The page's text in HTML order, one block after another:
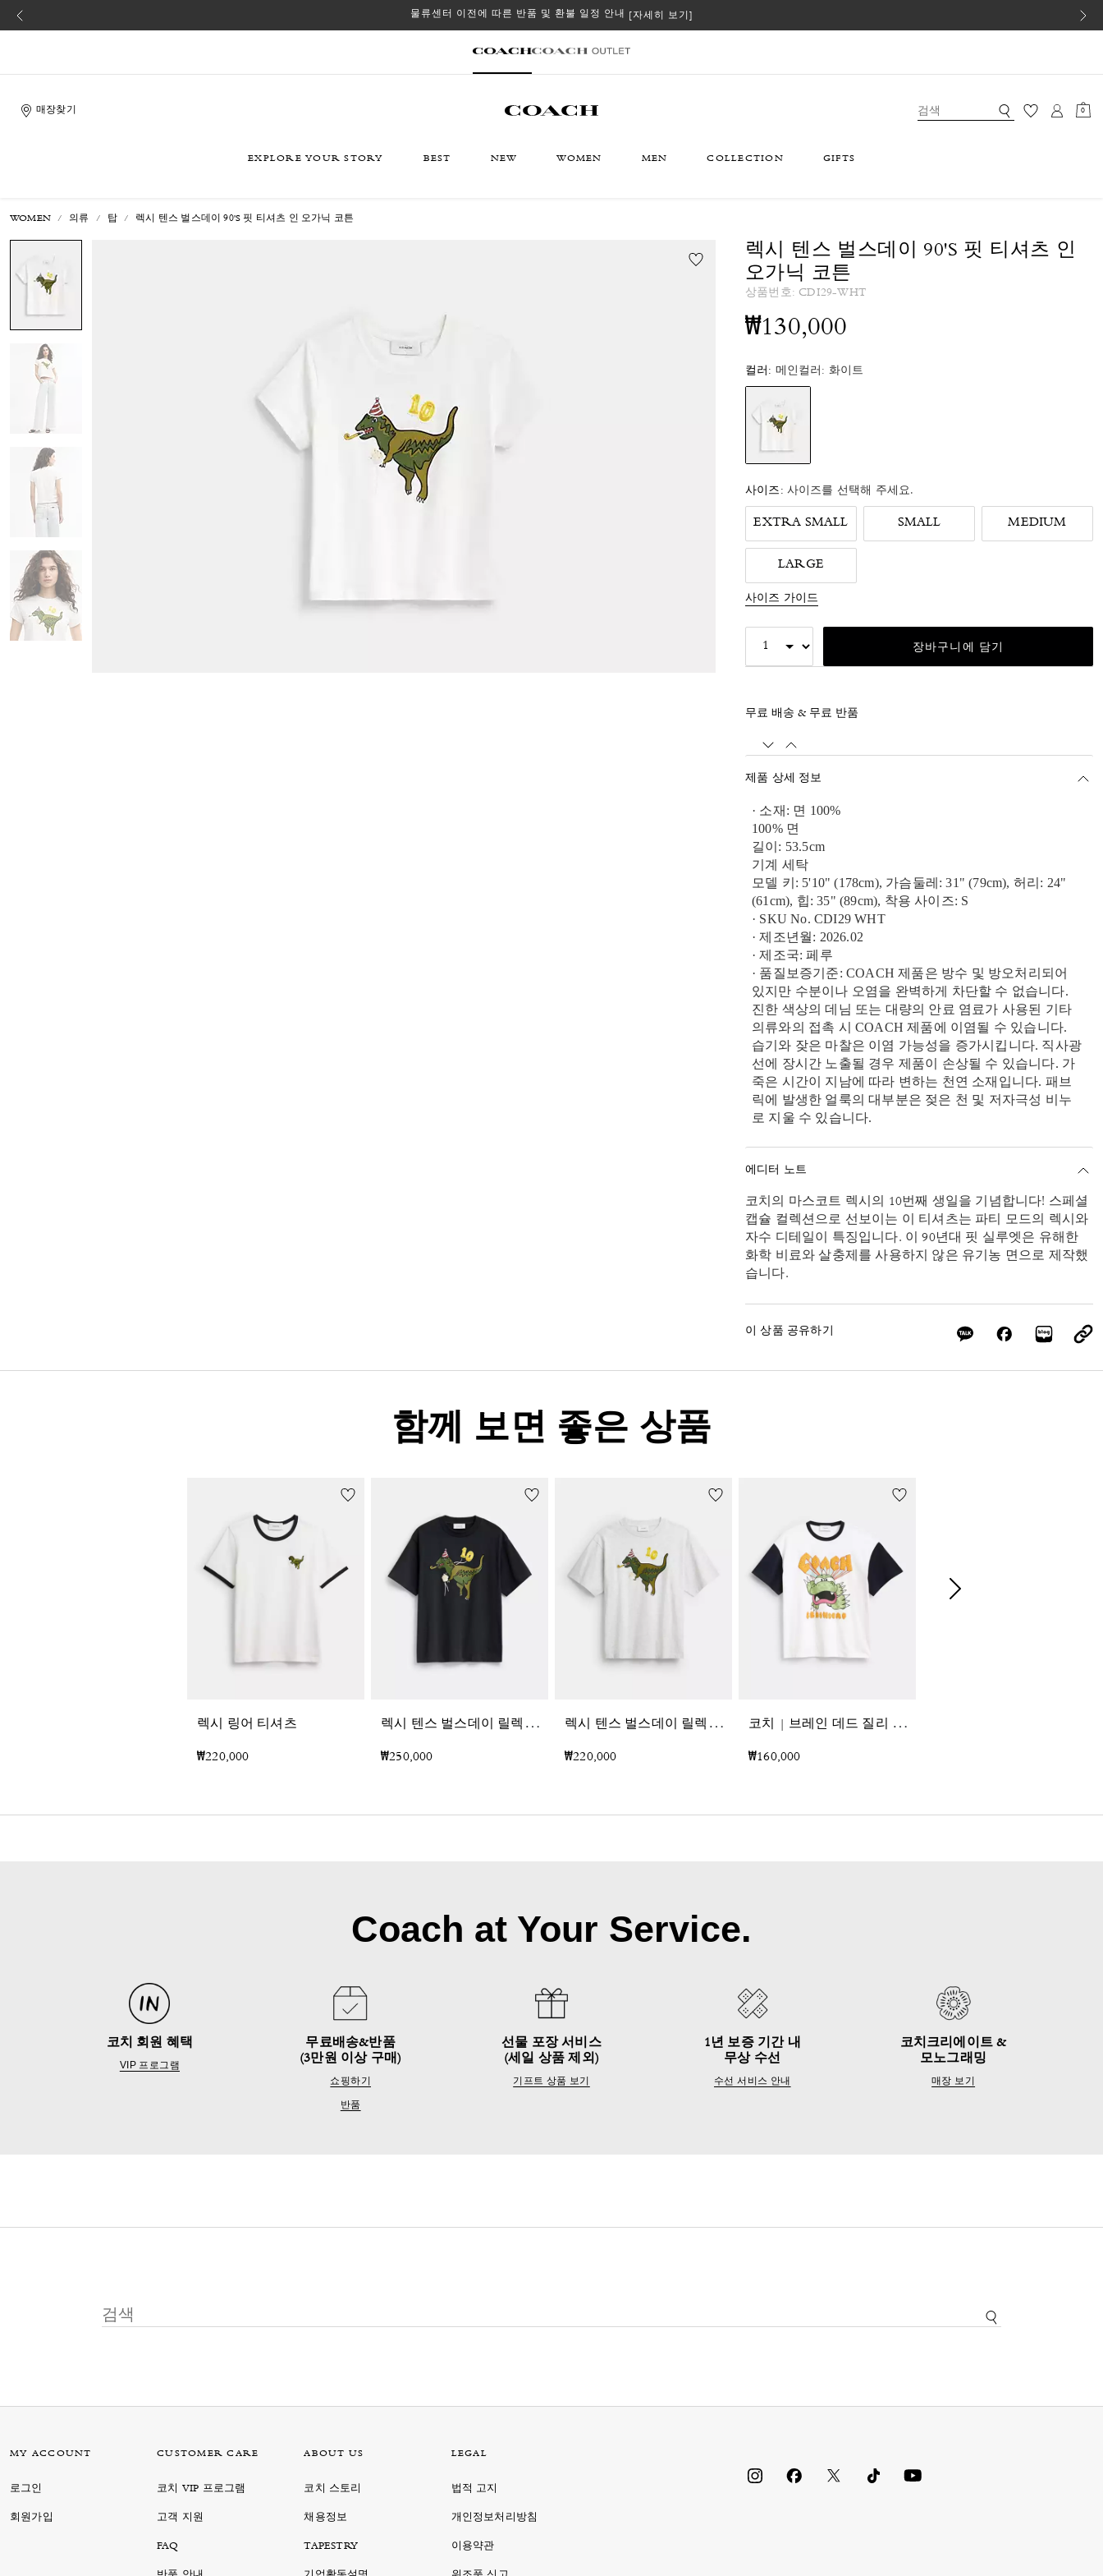
물류센터 이전에 따른 반품 및 환불 일정 안내 [자세히 보기]
매장찾기 0
EXPLORE YOUR STORY BEST NEW WOMEN MEN COLLECTION GIFTS
WOMEN 의류 탑 렉시 텐스 벌스데이 90'S 핏 티셔츠 인 오가닉 코튼
렉시 텐스 벌스데이 90'S 핏 티셔츠 인
오가닉 코튼
상품번호: CDI29-WHT
₩130,000
컬러: 메인컬러: 화이트
사이즈: 사이즈를 선택해 주세요.
EXTRA SMALL SMALL MEDIUM
LARGE
사이즈 가이드
장바구니에 담기
무료 배송 & 무료 반품
제품 상세 정보
· 소재: 면 100%
100% 면
길이: 53.5cm
기계 세탁
모델 키: 5'10" (178cm), 가슴둘레: 31" (79cm), 허리: 24"
(61cm), 힙: 35" (89cm), 착용 사이즈: S
· SKU No. CDI29 WHT
· 제조년월: 2026.02
· 제조국: 페루
· 품질보증기준: COACH 제품은 방수 및 방오처리되어
있지만 수분이나 오염을 완벽하게 차단할 수 없습니다.
진한 색상의 데님 또는 대량의 안료 염료가 사용된 기타
의류와의 접촉 시 COACH 제품에 이염될 수 있습니다.
습기와 잦은 마찰은 이염 가능성을 증가시킵니다. 직사광
선에 장시간 노출될 경우 제품이 손상될 수 있습니다. 가
죽은 시간이 지남에 따라 변하는 천연 소재입니다. 패브
릭에 발생한 얼룩의 대부분은 젖은 천 및 저자극성 비누
로 지울 수 있습니다.
에디터 노트
코치의 마스코트 렉시의 10번째 생일을 기념합니다! 스페셜
캡슐 컬렉션으로 선보이는 이 티셔츠는 파티 모드의 렉시와
자수 디테일이 특징입니다. 이 90년대 핏 실루엣은 유해한
화학 비료와 살충제를 사용하지 않은 유기농 면으로 제작했
습니다.
이 상품 공유하기
함께 보면 좋은 상품
렉시 링어 티셔츠
₩220,000
렉
시 텐스 벌스데이 릴렉스드 티셔츠 인 오가닉 코튼
₩250,000
렉
시 텐스 벌스데이 릴렉스드 티셔츠 인 오가닉 코튼
₩220,000
코
치 | 브레인 데드 질리 다이노 티셔츠
₩160,000
Coach at Your Service.
코치 회원 혜택
VIP 프로그램
무료배송&반품
(3만원 이상 구매)
쇼핑하기
반품
선물 포장 서비스
(세일 상품 제외)
기프트 상품 보기
1년 보증 기간 내
무상 수선
수선 서비스 안내
코치크리에이트 &
모노그래밍
매장 보기
MY ACCOUNT
로그인
회원가입
CUSTOMER CARE
코치 VIP 프로그램
고객 지원
FAQ
ABOUT US
코치 스토리
채용정보
TAPESTRY
LEGAL
법적 고지
개인정보처리방침
이용약관